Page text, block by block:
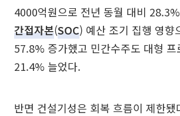
4000억원으로 전년 동월 대비
간접자본(SOC) 예산 조기 집행 영향
57.8% 증가했고 민간수주도 대형 프
21.4% 늘었다.
반면 건설기성은 회복 흐름이 제한됐